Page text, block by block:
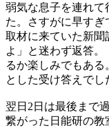
弱気な息子を連れて
た。さすがに早す
取材に来ていた新聞
よ」と迷わず返答
るか楽しみでもあ
とした受け答えでし
翌日2日は最後まで
繋がった日能研の教